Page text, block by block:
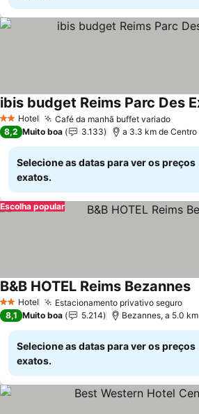
2 Estrelas
Hotel Café da manhã buffet variado
ibis budget Reims Parc Des
8,2 Muito boa 3.133 a 3.3 km de
Selecione as datas para ver os preços
exatos.
Escolha popular
2 Estrelas
Hotel Estacionamento privativo seguro
B&B HOTEL Reims Bezannes
8,1 Muito boa 5.214 Bezannes, a 5.0
Selecione as datas para ver os preços
exatos.